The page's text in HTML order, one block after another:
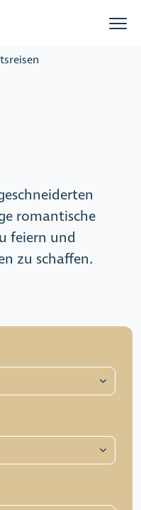
romantische
feiern und
zu schaffen.